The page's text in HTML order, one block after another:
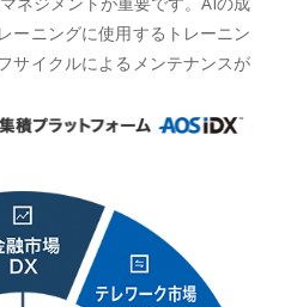
ーニングに使用するトレーニン
サイクルによるメンテナンスが